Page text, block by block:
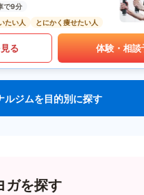
で9分
たい人
とにかく痩せたい人
る 体験・相談
ルジムを目的別に探す
ガを探す